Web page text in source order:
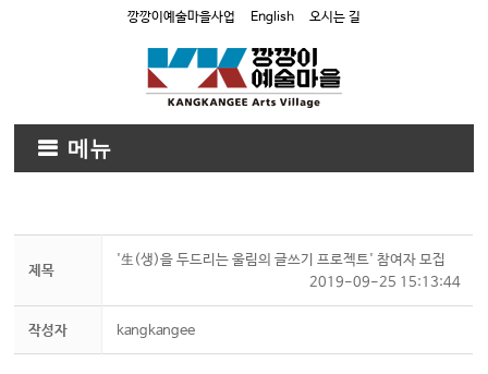
깡깡이예술마을사업 English 오시는 길
메뉴
제목
'生(생)을 두드리는 울림의 글쓰기 프로젝트' 참여자 모집
2019-09-25 15:13:44
작성자 kangkangee